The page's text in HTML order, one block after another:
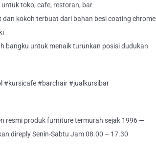
toko, cafe, restoran, bar
dan kokoh terbuat dari bahan besi coating chrome
bangku untuk menaik turunkan posisi dudukan
#kursicafe #barchair #jualkursibar
resmi produk furniture termurah sejak 1996 —
direply Senin-Sabtu Jam 08.00 – 17.30